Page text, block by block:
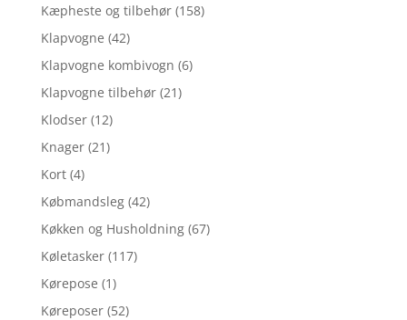
Kæpheste og tilbehør (158)
Klapvogne (42)
Klapvogne kombivogn (6)
Klapvogne tilbehør (21)
Klodser (12)
Knager (21)
Kort (4)
Købmandsleg (42)
Køkken og Husholdning (67)
Køletasker (117)
Kørepose (1)
Køreposer (52)